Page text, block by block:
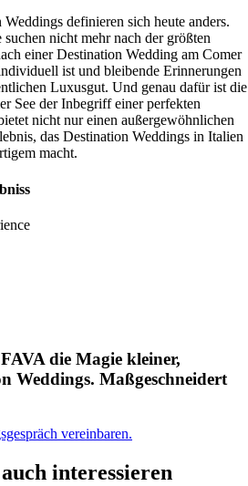
definieren sich heute anders.
nicht mehr nach der größten
einer Destination Wedding am Comer
ist und bleibende Erinnerungen
Luxusgut. Und genau dafür ist die
See der Inbegriff einer perfekten
nicht nur einen außergewöhnlichen
das Destination Weddings in Italien
macht.
die Magie kleiner,
Weddings. Maßgeschneidert
vereinbaren.
interessieren